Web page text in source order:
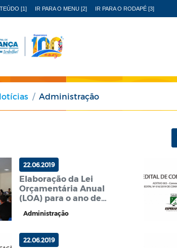
[1] IR PARA O MENU [2] IR PARA O RODAPÉ [3]
Administração
22.06.2019
Elaboração da Lei
Orçamentária Anual
(LOA) para o ano de
Administração
22.06.2019